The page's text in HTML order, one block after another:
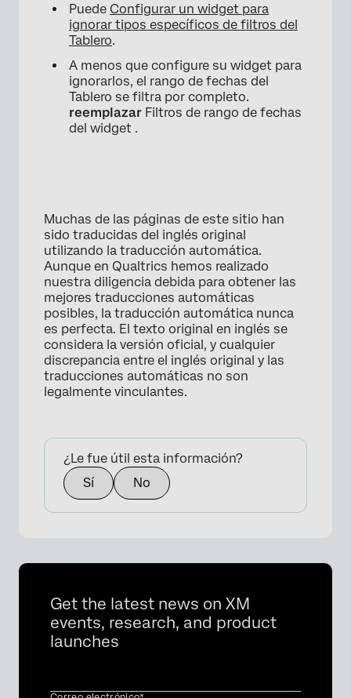
×
Puede Configurar un widget para
ignorar tipos específicos de filtros del
Tablero.
A menos que configure su widget para
ignorarlos, el rango de fechas del
Tablero se filtra por completo.
reemplazar Filtros de rango de fechas
del widget .
Muchas de las páginas de este sitio han
sido traducidas del inglés original
utilizando la traducción automática.
Aunque en Qualtrics hemos realizado
nuestra diligencia debida para obtener las
mejores traducciones automáticas
posibles, la traducción automática nunca
es perfecta. El texto original en inglés se
considera la versión oficial, y cualquier
discrepancia entre el inglés original y las
traducciones automáticas no son
legalmente vinculantes.
¿Le fue útil esta información?
Sí
No
Get the latest news on XM
events, research, and product
launches